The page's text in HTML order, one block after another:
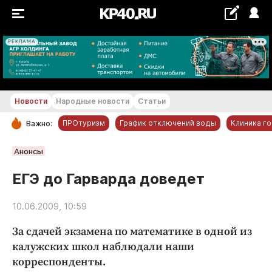
РЕКЛАМА
+18...+19 °С
РУБРИКИ
Обнинск
Новости компаний
Статьи
Народные новости
Авто и транспорт
Благоустройство
Новости Народные новости Статьи
Важно: ПРОтуризм График отключений воды Клиника
Анонсы
ЕГЭ до Гарварда доведет
10.06.2009, 10:59
За сдачей экзамена по математике в одной из
калужских школ наблюдали наши
корреспонденты.